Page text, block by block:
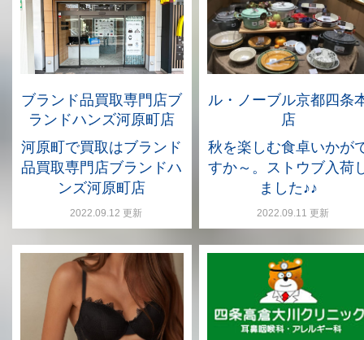
ブランド品買取専門店ブ
ランドハンズ河原町店
河原町で買取はブランド
品買取専門店ブランドハ
ンズ河原町店
2022.09.12 更新
ル・ノーブル京都四条
店
秋を楽しむ食卓いかが
すか～。ストウブ入荷
ました♪♪
2022.09.11 更新